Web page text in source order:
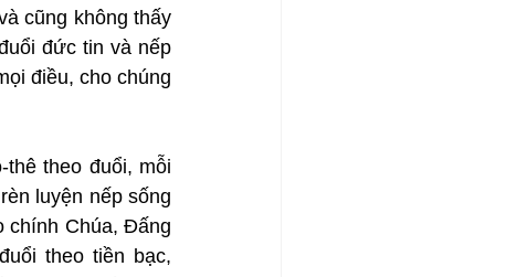
cũng không thấy
đức tin và nếp
điều, cho chúng
theo đuổi, mỗi
luyện nếp sống
chính Chúa, Đấng
theo tiền bạc,